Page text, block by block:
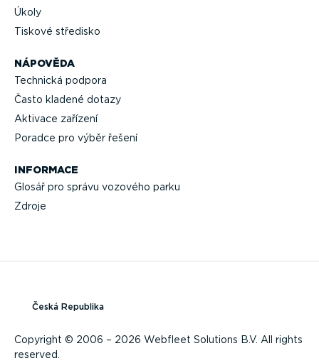
NÁPOVĚDA
Technická podpora
Často kladené dotazy
Aktivace zařízení
Poradce pro výběr řešení
INFORMACE
Glosář pro správu vozového parku
Zdroje
Úkoly
Tiskové středisko
Copyright © 2006 – 2026 Webfleet Solutions B.V. All rights
reserved.
Česká Republika